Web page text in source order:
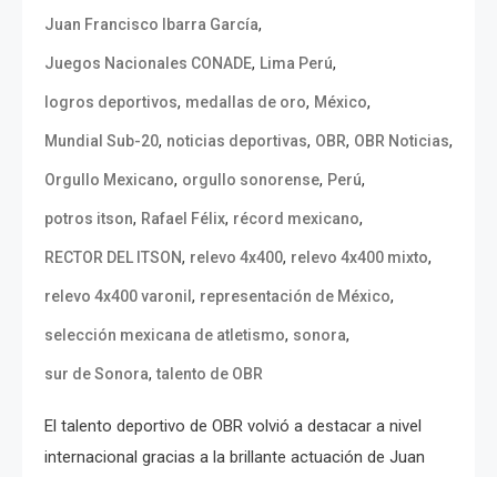
Juan Francisco Ibarra García,
Juegos Nacionales CONADE, Lima Perú,
logros deportivos, medallas de oro, México,
Mundial Sub-20, noticias deportivas, OBR, OBR Noticias,
Orgullo Mexicano, orgullo sonorense, Perú,
potros itson, Rafael Félix, récord mexicano,
RECTOR DEL ITSON, relevo 4x400, relevo 4x400 mixto,
relevo 4x400 varonil , representación de México,
selección mexicana de atletismo, sonora,
sur de Sonora,talento de OBR
El talento deportivo de OBR volvió a destacar a nivel
internacional gracias a la brillante actuación de Juan